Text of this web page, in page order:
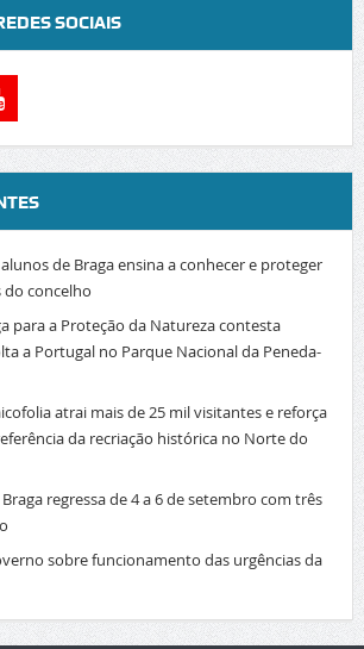
SOCIAIS
de Braga ensina a conhecer e proteger
do concelho
para a Proteção da Natureza contesta
a Portugal no Parque Nacional da Peneda-
atrai mais de 25 mil visitantes e reforça
da recriação histórica no Norte do
regressa de 4 a 6 de setembro com três
sobre funcionamento das urgências da